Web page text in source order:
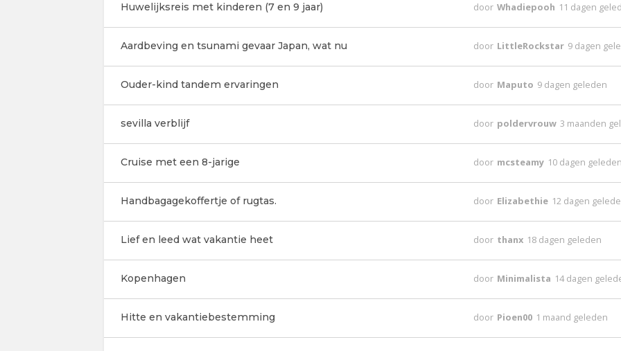
Huwelijksreis met kinderen (7 en 9 jaar) door Whadiepooh 11 dagen
Aardbeving en tsunami gevaar Japan, wat nu door LittleRockstar 9 dagen
Ouder-kind tandem ervaringen door Maputo 9 dagen geleden
sevilla verblijf door poldervrouw 3 maanden
Cruise met een 8-jarige door mcsteamy 10 dagen geleden
Handbagagekoffertje of rugtas. door Elizabethie 12 dagen
Lief en leed wat vakantie heet door thanx 18 dagen geleden
Kopenhagen door Minimalista 14 dagen
Hitte en vakantiebestemming door Pioen00 1 maand geleden